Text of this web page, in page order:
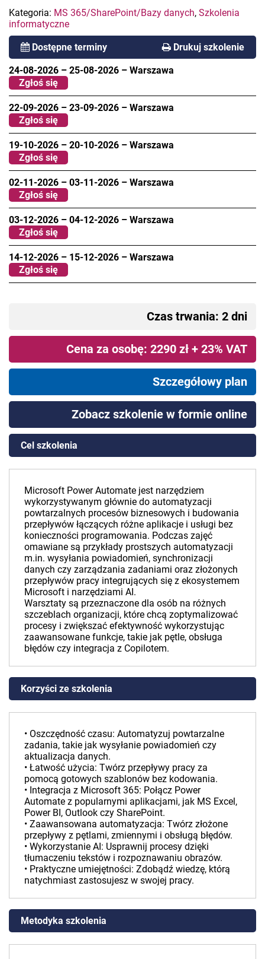
Kategoria: MS 365/SharePoint/Bazy danych, Szkolenia
informatyczne
Dostępne terminy Drukuj szkolenie
24-08-2026 – 25-08-2026 – Warszawa
Zgłoś się
22-09-2026 – 23-09-2026 – Warszawa
Zgłoś się
19-10-2026 – 20-10-2026 – Warszawa
Zgłoś się
02-11-2026 – 03-11-2026 – Warszawa
Zgłoś się
03-12-2026 – 04-12-2026 – Warszawa
Zgłoś się
14-12-2026 – 15-12-2026 – Warszawa
Zgłoś się
Czas trwania: 2 dni
Cena za osobę: 2290 zł + 23% VAT
Szczegółowy plan
Zobacz szkolenie w formie online
Cel szkolenia
Microsoft Power Automate jest narzędziem
wykorzystywanym głównie do automatyzacji
powtarzalnych procesów biznesowych i budowania
przepływów łączących różne aplikacje i usługi bez
konieczności programowania. Podczas zajęć
omawiane są przykłady prostszych automatyzacji
m.in. wysyłania powiadomień, synchronizacji
danych czy zarządzania zadaniami oraz złożonych
przepływów pracy integrujących się z ekosystemem
Microsoft i narzędziami AI.
Warsztaty są przeznaczone dla osób na różnych
szczeblach organizacji, które chcą zoptymalizować
procesy i zwiększać efektywność wykorzystując
zaawansowane funkcje, takie jak pętle, obsługa
błędów czy integracja z Copilotem.
Korzyści ze szkolenia
• Oszczędność czasu: Automatyzuj powtarzalne
zadania, takie jak wysyłanie powiadomień czy
aktualizacja danych.
• Łatwość użycia: Twórz przepływy pracy za
pomocą gotowych szablonów bez kodowania.
• Integracja z Microsoft 365: Połącz Power
Automate z popularnymi aplikacjami, jak MS Excel,
Power BI, Outlook czy SharePoint.
• Zaawansowana automatyzacja: Twórz złożone
przepływy z pętlami, zmiennymi i obsługą błędów.
• Wykorzystanie AI: Usprawnij procesy dzięki
tłumaczeniu tekstów i rozpoznawaniu obrazów.
• Praktyczne umiejętności: Zdobądź wiedzę, którą
natychmiast zastosujesz w swojej pracy.
Metodyka szkolenia